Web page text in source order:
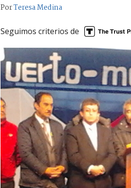
PorTeresa Medina
Seguimos criterios de